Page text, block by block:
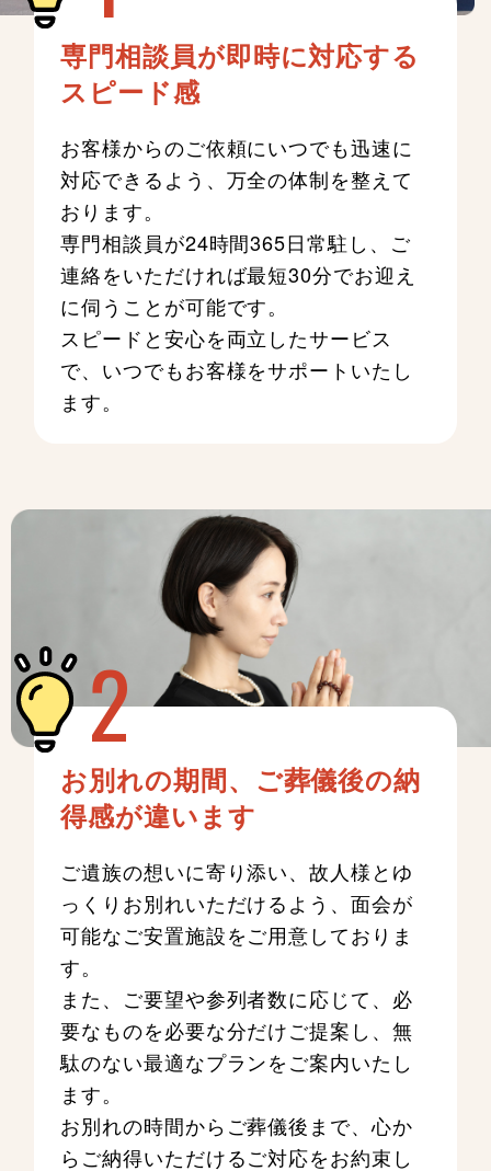
専門相談員が即時に対応する
スピード感
お客様からのご依頼にいつでも迅速に
対応できるよう、万全の体制を整えて
おります。
専門相談員が24時間365日常駐し、ご
連絡をいただければ最短30分でお迎え
に伺うことが可能です。
スピードと安心を両立したサービス
で、いつでもお客様をサポートいたし
ます。
お別れの期間、ご葬儀後の納
得感が違います
ご遺族の想いに寄り添い、故人様とゆ
っくりお別れいただけるよう、面会が
可能なご安置施設をご用意しておりま
す。
また、ご要望や参列者数に応じて、必
要なものを必要な分だけご提案し、無
駄のない最適なプランをご案内いたし
ます。
お別れの時間からご葬儀後まで、心か
らご納得いただけるご対応をお約束し